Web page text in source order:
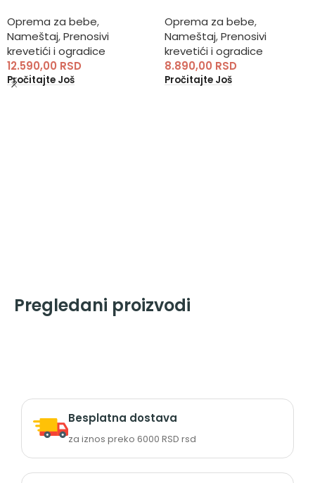
Oprema za bebe,
Nameštaj,Prenosivi
krevetići i ogradice
12.590,00 RSD
Pročitajte Još
nivo
Oprema za bebe,
Nameštaj,Prenosivi
krevetići i ogradice
8.890,00 RSD
Pročitajte Još
Pregledani proizvodi
Besplatna dostava
za iznos preko 6000 RSD rsd